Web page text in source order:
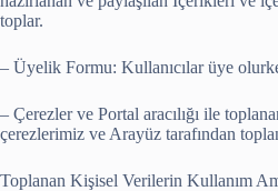
toplar.
– Üyelik Formu: Kullanıcılar üye
– Çerezler ve Portal aracılığı ile
çerezlerimiz ve Arayüz tarafından
Toplanan Kişisel Verilerin Kullanım